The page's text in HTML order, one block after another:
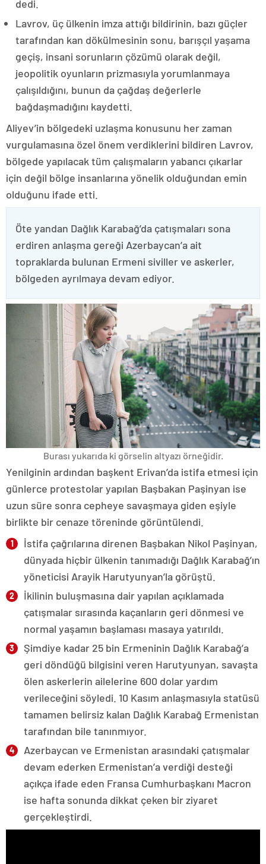
dedi.
Lavrov, üç ülkenin imza attığı bildirinin, bazı güçler
tarafından kan dökülmesinin sonu, barışçıl yaşama
geçiş, insani sorunların çözümü olarak değil,
jeopolitik oyunların prizmasıyla yorumlanmaya
çalışıldığını, bunun da çağdaş değerlerle
bağdaşmadığını kaydetti.
Aliyev’in bölgedeki uzlaşma konusunu her zaman
vurgulamasına özel önem verdiklerini bildiren Lavrov,
bölgede yapılacak tüm çalışmaların yabancı çıkarlar
için değil bölge insanlarına yönelik olduğundan emin
olduğunu ifade etti.
Öte yandan Dağlık Karabağ’da çatışmaları sona
erdiren anlaşma gereği Azerbaycan’a ait
topraklarda bulunan Ermeni siviller ve askerler,
bölgeden ayrılmaya devam ediyor.
Burası yukarıda ki görselin altyazı örneğidir.
Yenilginin ardından başkent Erivan’da istifa etmesi için
günlerce protestolar yapılan Başbakan Paşinyan ise
uzun süre sonra cepheye savaşmaya giden eşiyle
birlikte bir cenaze töreninde görüntülendi.
İstifa çağrılarına direnen Başbakan Nikol Paşinyan,
dünyada hiçbir ülkenin tanımadığı Dağlık Karabağ’ın
yöneticisi Arayik Harutyunyan’la görüştü.
İkilinin buluşmasına dair yapılan açıklamada
çatışmalar sırasında kaçanların geri dönmesi ve
normal yaşamın başlaması masaya yatırıldı.
Şimdiye kadar 25 bin Ermeninin Dağlık Karabağ’a
geri döndüğü bilgisini veren Harutyunyan, savaşta
ölen askerlerin ailelerine 600 dolar yardım
verileceğini söyledi. 10 Kasım anlaşmasıyla statüsü
tamamen belirsiz kalan Dağlık Karabağ Ermenistan
tarafından bile tanınmıyor.
Azerbaycan ve Ermenistan arasındaki çatışmalar
devam ederken Ermenistan’a verdiği desteği
açıkça ifade eden Fransa Cumhurbaşkanı Macron
ise hafta sonunda dikkat çeken bir ziyaret
gerçekleştirdi.